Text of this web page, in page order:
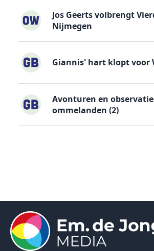
Jos Geerts volbrengt
Nijmegen
Giannis' hart klopt voor
Avonturen en
ommelanden (2)